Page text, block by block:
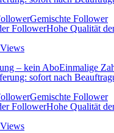
Gemischte Follower
Hohe Qualität
Einmalige
Gemischte Follower
Hohe Qualität